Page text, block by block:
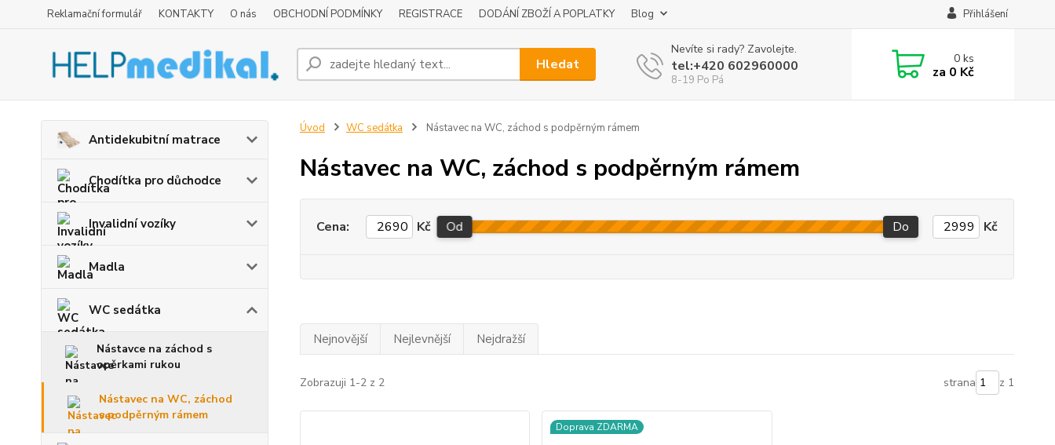
Reklamační formulář KONTAKTY O nás OBCHODNÍ PODMÍNKY REGISTRACE DODÁNÍ ZBOŽÍ A POPLATKY Blog Přihlášení
Hledat
Nevíte si rady? Zavolejte.
tel:+420 602960000
8-19 Po Pá
0ks
za 0 Kč
Antidekubitní matrace
Chodítka pro důchodce
Invalidní vozíky
Madla
WC sedátka
Nástavce na záchod s
opěrkami rukou
Nástavec na WC, záchod
s podpěrným rámem
Úvod WC sedátka Nástavec na WC, záchod s podpěrným rámem
Nástavec na WC, záchod s podpěrným rámem
Cena: Kč Od Do Kč
Nejnovější Nejlevnější Nejdražší
Zobrazuji 1-2 z 2 strana z 1
Doprava ZDARMA